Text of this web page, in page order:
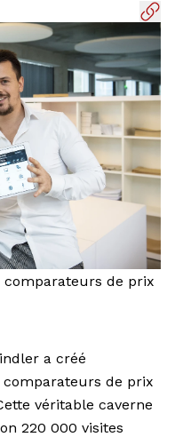
comparateurs de prix
a créé
comparateurs de prix
véritable caverne
220 000 visites